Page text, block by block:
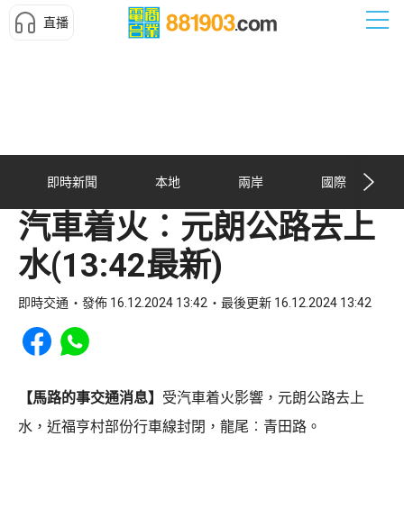
直播
即時新聞 本地 兩岸 國際
汽車着火︰元朗公路去上
水(13:42最新)
即時交通 發佈 16.12.2024 13:42 最後更新 16.12.2024 13:42
Share to Facebook
Share to WhatsApp
【馬路的事交通消息】 受汽車着火影響，元朗公路去上
水，近福亨村部份行車線封閉，龍尾︰青田路。